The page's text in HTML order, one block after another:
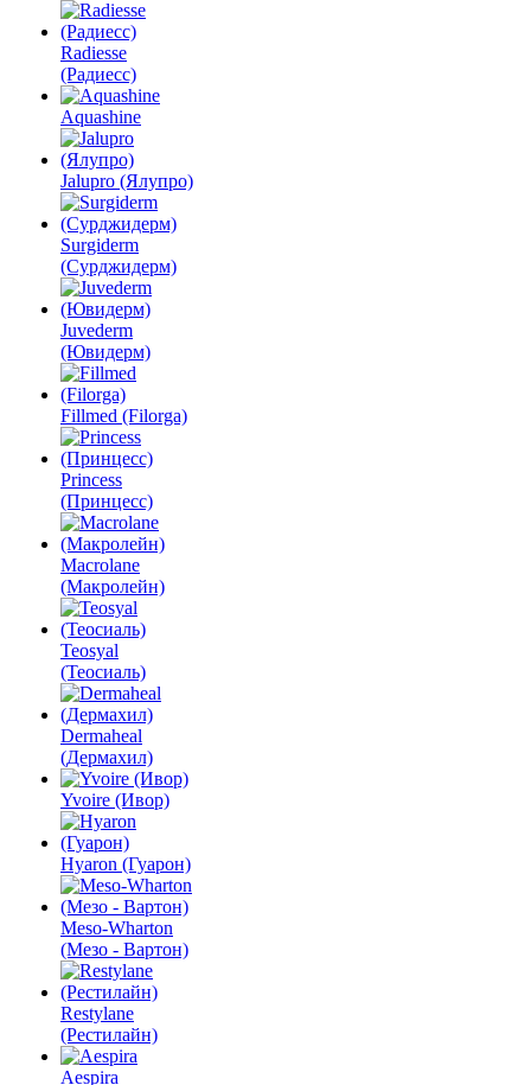
Radiesse
(Радиесс)
Aquashine
Jalupro (Ялупро)
Surgiderm
(Сурджидерм)
Juvederm
(Ювидерм)
Fillmed (Filorga)
Princess
(Принцесс)
Macrolane
(Макролейн)
Teosyal
(Теосиаль)
Dermaheal
(Дермахил)
Yvoire (Ивор)
Hyaron (Гуарон)
Meso-Wharton
(Мезо - Вартон)
Restylane
(Рестилайн)
Aespira